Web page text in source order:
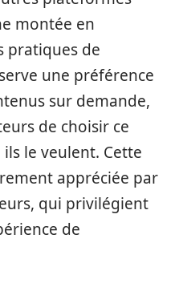
montée en
pratiques de
une préférence
sur demande,
de choisir ce
le veulent. Cette
appréciée par
qui privilégient
de